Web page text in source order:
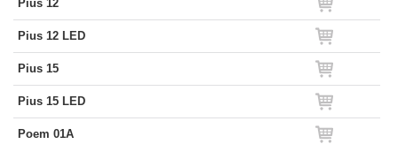
Pius 12
Pius 12 LED
Pius 15
Pius 15 LED
Poem 01A